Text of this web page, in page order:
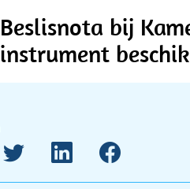
Beslisnota bij
instrument